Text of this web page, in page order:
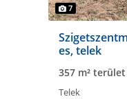
7
es, telek
357 m² terület
Telek